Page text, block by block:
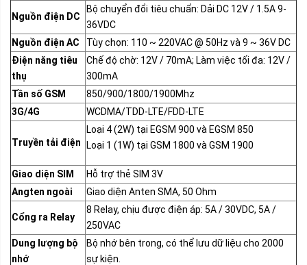
Nguồn điện DC
Bộ chuyển đổi tiêu chuẩn: Dải DC 12V / 1.5A 9-
36VDC
Nguồn điện AC
Tùy chọn: 110 ~ 220VAC @ 50Hz và 9 ~ 36V DC
Điện năng tiêu
thụ
Chế độ chờ: 12V / 70mA; Làm việc tối đa: 12V /
300mA
Tần số GSM
850/900/1800/1900Mhz
3G/4G
WCDMA/TDD-LTE/FDD-LTE
Truyền tải điện
Loại 4 (2W) tại EGSM 900 và EGSM 850
Loại 1 (1W) tại GSM 1800 và GSM 1900
Giao diện SIM
Hỗ trợ thẻ SIM 3V
Angten ngoài
Giao diện Anten SMA, 50 Ohm
Cổng ra Relay
8 Relay, chịu được điện áp: 5A / 30VDC, 5A /
250VAC
Dung lượng bộ
nhớ
Bộ nhớ bên trong, có thể lưu dữ liệu cho 2000
sự kiện.